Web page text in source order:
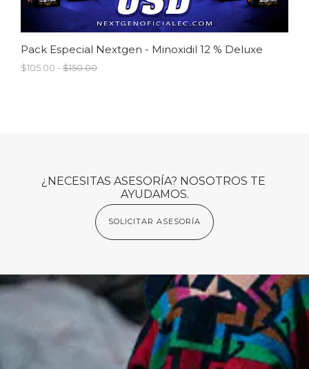
Pack Especial Nextgen - Minoxidil 12 % Deluxe
$105.00 - $150.00
¿NECESITAS ASESORÍA? NOSOTROS TE
AYUDAMOS.
SOLICITAR ASESORÍA